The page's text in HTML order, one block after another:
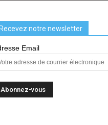
Recevez notre newsletter
Email